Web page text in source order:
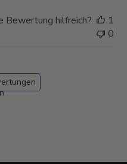
Bewertung hilfreich?
1
0